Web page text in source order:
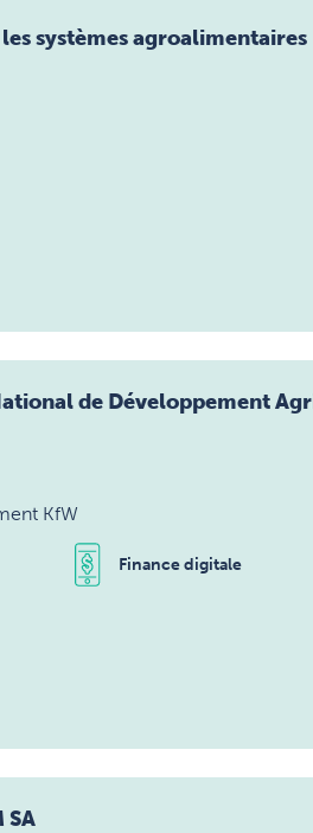
systèmes agroalimentaires
de Développement
KfW
Finance digitale
SA